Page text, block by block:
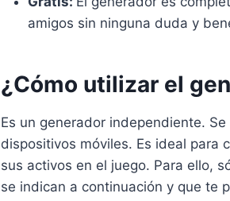
amigos sin ninguna duda y
¿Cómo utilizar el
Es un generador independiente.
dispositivos móviles. Es ideal para
sus activos en el juego. Para ello,
se indican a continuación y que te